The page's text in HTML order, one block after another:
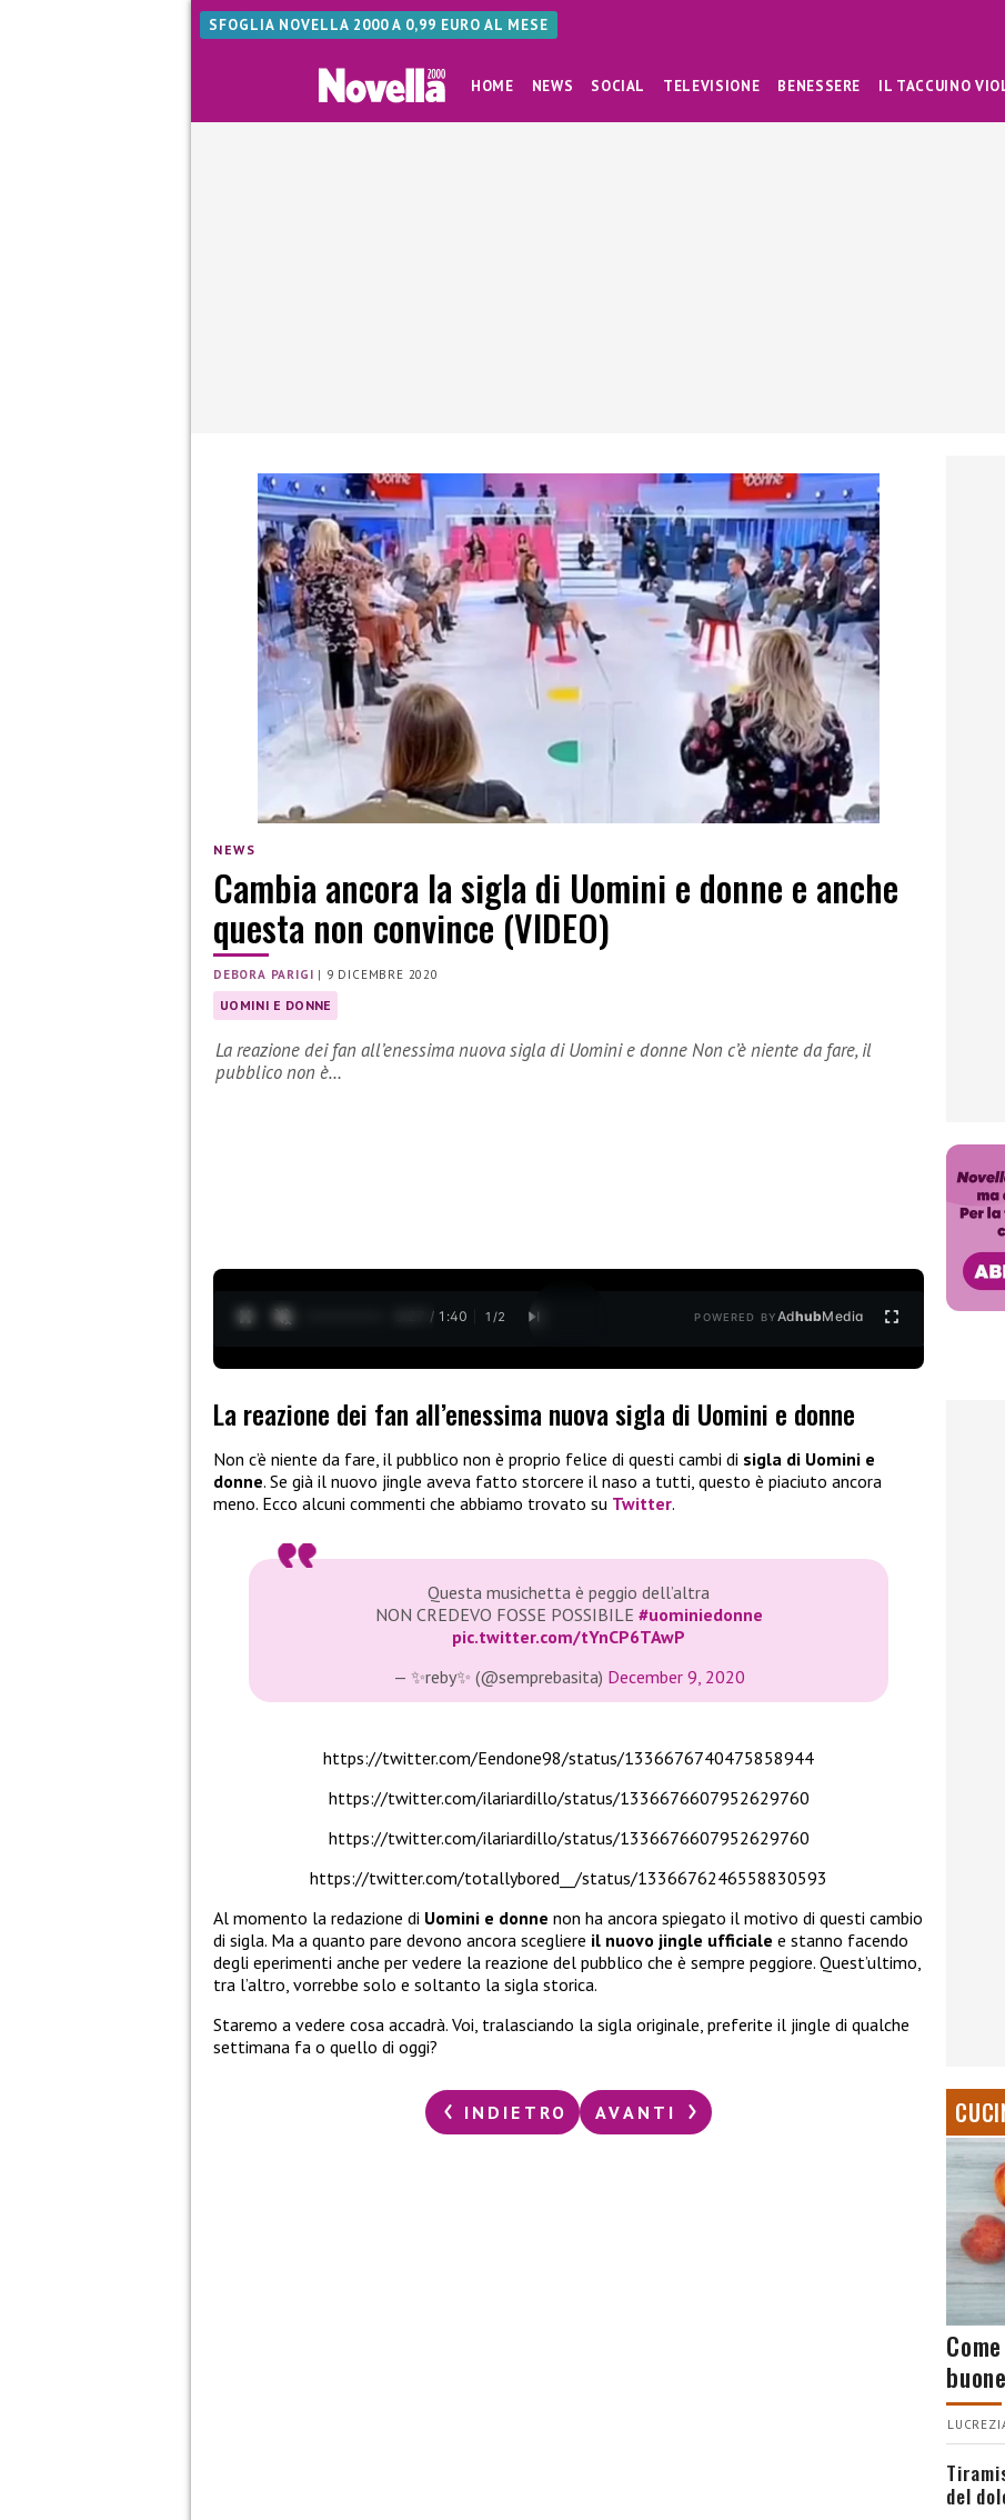
SFOGLIA NOVELLA 2000 A 0,99 EURO AL MESE
HOME NEWS SOCIAL TELEVISIONE BENESSERE IL TACCUINO
NEWS
Cambia ancora la sigla di Uomini e donne e anche
questa non convince (VIDEO)
DEBORA PARIGI | 9 DICEMBRE 2020
UOMINI E DONNE
La reazione dei fan all’enessima nuova sigla di Uomini e donne Non c’è niente da fare, il
pubblico non è…
0:28 / 1:40 1 /2 POWERED BYAdhubMedia
La reazione dei fan all’enessima nuova sigla di Uomini e donne
Non c’è niente da fare, il pubblico non è proprio felice di questi cambi di sigla di Uomini e
donne. Se già il nuovo jingle aveva fatto storcere il naso a tutti, questo è piaciuto ancora
meno. Ecco alcuni commenti che abbiamo trovato su Twitter.
Questa musichetta è peggio dell’altra
NON CREDEVO FOSSE POSSIBILE #uominiedonne
pic.twitter.com/tYnCP6TAwP
— ✨reby✨ (@semprebasita) December 9, 2020
https://twitter.com/Eendone98/status/1336676740475858944
https://twitter.com/ilariardillo/status/1336676607952629760
https://twitter.com/ilariardillo/status/1336676607952629760
https://twitter.com/totallybored__/status/1336676246558830593
Al momento la redazione di Uomini e donne non ha ancora spiegato il motivo di questi cambio
di sigla. Ma a quanto pare devono ancora scegliere il nuovo jingle ufficiale e stanno facendo
degli eperimenti anche per vedere la reazione del pubblico che è sempre peggiore. Quest’ultimo,
tra l’altro, vorrebbe solo e soltanto la sigla storica.
Staremo a vedere cosa accadrà. Voi, tralasciando la sigla originale, preferite il jingle di qualche
settimana fa o quello di oggi?
INDIETRO AVANTI
del